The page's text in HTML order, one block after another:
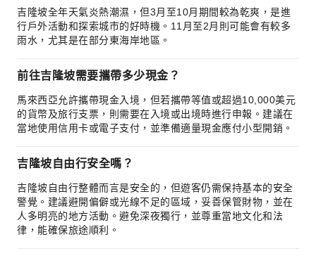
吉隆坡全年天氣炎熱潮濕，但3月至10月期間較為乾爽，是進
行戶外活動和探索城市的好時機。11月至2月則可能會有較多
雨水，尤其是在部分東海岸地區。
前往吉隆坡需要攜帶多少現金？
馬來西亞允許攜帶現金入境，但若攜帶等值或超過10,000美元
的貨幣及旅行支票，則需要在入境或出境時進行申報。建議在
當地使用信用卡或電子支付，並準備適量現金應付小型開銷。
吉隆坡自由行安全嗎？
吉隆坡自由行整體而言是安全的，但遊客仍需保持基本的安全
警覺。建議避開偏僻或光線不足的區域，妥善保管財物，並在
人多明亮的地方活動。避免深夜獨行，並尊重當地文化和法
律，能確保旅途順利。